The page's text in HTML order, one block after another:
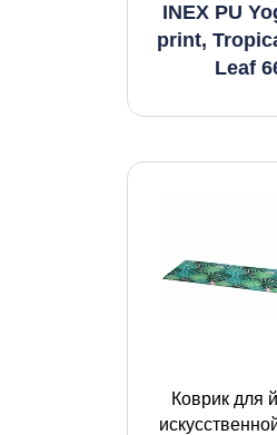
INEX PU
print,
Leaf
Коврик для